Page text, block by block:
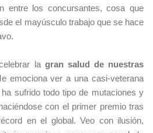
entre los concursantes, cosa que
el mayúsculo trabajo que se hace
la gran salud de nuestras
emociona ver a una casi-veterana
sufrido todo tipo de mutaciones y
con el primer premio tras
en el global. Veo con ilusión,